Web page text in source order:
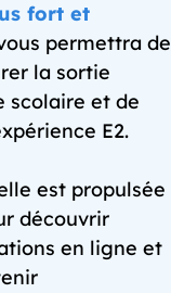
fort et
permettra de
la sortie
scolaire et de
E2.
est propulsée
découvrir
en ligne et